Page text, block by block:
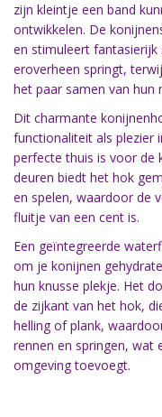
zijn kleintje een band
ontwikkelen. De
en stimuleert
eroverheen springt,
het paar samen van hun
Dit charmante
functionaliteit als plezier
perfecte thuis is voor de
deuren biedt het hok
en spelen, waardoor de
fluitje van een cent is.
Een geïntegreerde
om je konijnen
hun knusse plekje. Het
de zijkant van het hok,
helling of plank,
rennen en springen, wat
omgeving toevoegt.